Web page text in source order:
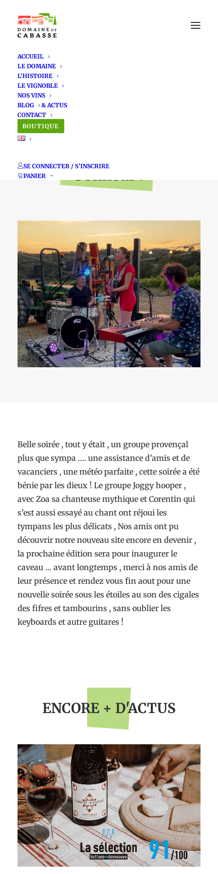
ACCUEIL
LE DOMAINE
L’HISTOIRE
LE VIGNOBLE
NOS VINS
BLOG
CONTACT
BOUTIQUE
SE CONNECTER / S’INSCRIRE
PANIER
Soirée Vin e Soun #1
au Domaine de
bonheur !
Belle soirée , tout y était , un groupe provençal
plus que sympa …. une assistance d’amis et de
vacanciers , une météo parfaite , cette soirée a été
bénie par les dieux ! Le groupe Joggy hooper ,
avec Zoa sa chanteuse mythique et Corentin qui
s’est aussi essayé au chant ont réjoui les
tympans les plus délicats , Nos amis ont pu
découvrir notre nouveau site encore en devenir ,
la prochaine édition sera pour inaugurer le
caveau … avant longtemps , merci à nos amis de
leur présence et rendez vous fin aout pour une
nouvelle soirée sous les étoiles au son des cigales
des fifres et tambourins , sans oublier les
keyboards et autre guitares !
ENCORE + D'ACTUS